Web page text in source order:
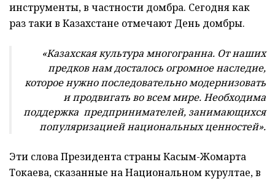
инструменты, в частности домбра. Сегодня как
раз таки в Казахстане отмечают День домбры.
«Казахская культура многогранна. От наших
предков нам досталось огромное наследие,
которое нужно последовательно модернизовать
и продвигать во всем мире. Необходима
поддержка предпринимателей, занимающихся
популяризацией национальных ценностей».
Эти слова Президента страны Касым-Жомарта
Токаева, сказанные на Национальном курултае, в